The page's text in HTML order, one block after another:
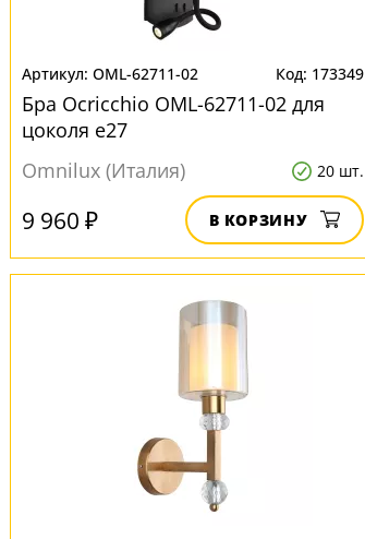
OML-62711-02 173349
Бра Ocricchio OML-62711-02 для
цоколя e27
Omnilux (Италия)
20 шт.
9 960 ₽ В КОРЗИНУ